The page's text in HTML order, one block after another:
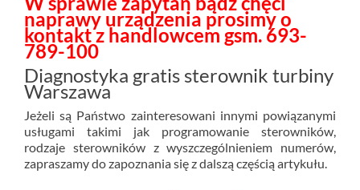
naprawy urządzenia prosimy o
kontakt z handlowcem gsm. 693-
789-100
Diagnostyka gratis sterownik turbiny
Warszawa
Jeżeli są Państwo zainteresowani innymi powiązanymi
usługami takimi jak programowanie sterowników,
rodzaje sterowników z wyszczególnieniem numerów,
zapraszamy do zapoznania się z dalszą częścią artykułu.